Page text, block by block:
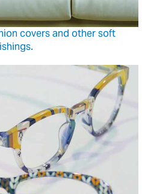
covers and other soft